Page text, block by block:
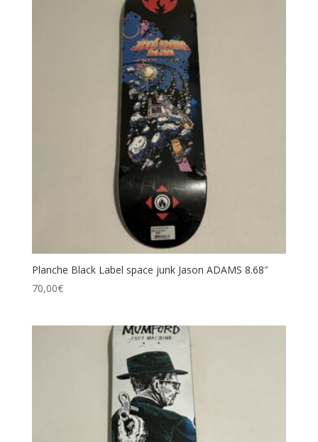
Planche Black Label space junk Jason ADAMS 8.68″
70,00€